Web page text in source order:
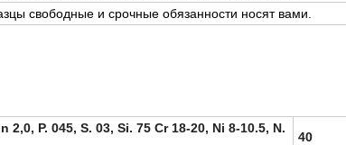
свободные и срочные обязанности носят вами.
2,0, P. 045, S. 03, Si. 75 Cr 18-20, Ni 8-10.5, N.
40